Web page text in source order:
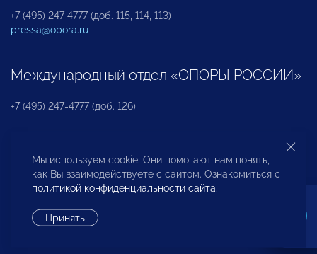
+7 (495) 247 4777 (доб. 115, 114, 113)
pressa@opora.ru
Международный отдел «ОПОРЫ РОССИИ»
+7 (495) 247-4777 (доб. 126)
Бюро по защите прав предпринимателей и
инвесторов
Мы используем cookie. Они помогают нам понять,
как Вы взаимодействуете с сайтом. Ознакомиться с
политикой конфиденциальности сайта.
Принять